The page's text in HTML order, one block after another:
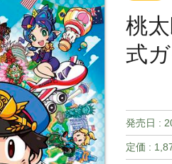
桃
式
発売日 :
定価 :